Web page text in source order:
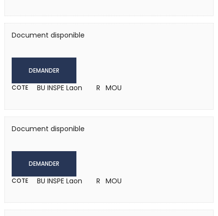
Document disponible
DEMANDER
COTE BU INSPE Laon R MOU
Document disponible
DEMANDER
COTE BU INSPE Laon R MOU